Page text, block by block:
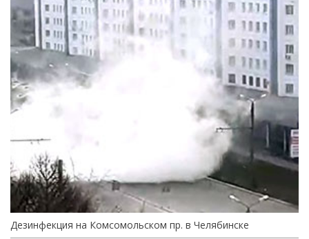
Дезинфекция на Комсомольском пр. в Челябинске